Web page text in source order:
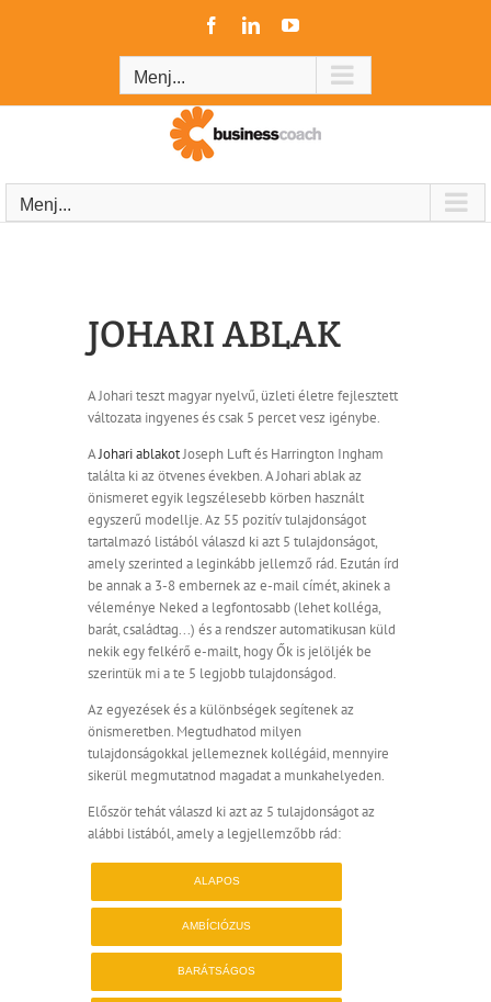
FacebookLinkedInYouTube
Menj...
Menj...
JOHARI ABLAK
A Johari teszt magyar nyelvű, üzleti életre fejlesztett
változata ingyenes és csak 5 percet vesz igénybe.
AJohari ablakotJoseph Luft és Harrington Ingham
találta ki az ötvenes években. A Johari ablak az
önismeret egyik legszélesebb körben használt
egyszerű modellje. Az 55 pozitív tulajdonságot
tartalmazó listából válaszd ki azt 5 tulajdonságot,
amely szerinted a leginkább jellemző rád. Ezután írd
be annak a 3-8 embernek az e-mail címét, akinek a
véleménye Neked a legfontosabb (lehet kolléga,
barát, családtag...) és a rendszer automatikusan küld
nekik egy felkérő e-mailt, hogy Ők is jelöljék be
szerintük mi a te 5 legjobb tulajdonságod.
Az egyezések és a különbségek segítenek az
önismeretben. Megtudhatod milyen
tulajdonságokkal jellemeznek kollégáid, mennyire
sikerül megmutatnod magadat a munkahelyeden.
Először tehát válaszd ki azt az 5 tulajdonságot az
alábbi listából, amely a legjellemzőbb rád:
ALAPOS
AMBÍCIÓZUS
BARÁTSÁGOS